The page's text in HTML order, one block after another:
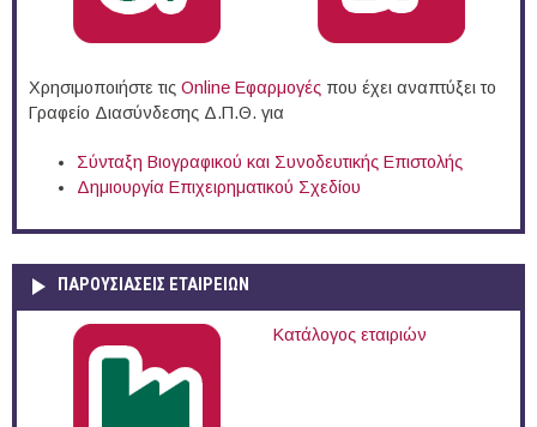
Χρησιμοποιήστε τις Online Eφαρμογές που έχει αναπτύξει το
Γραφείο Διασύνδεσης Δ.Π.Θ. για
Σύνταξη Βιογραφικού και Συνοδευτικής Επιστολής
Δημιουργία Επιχειρηματικού Σχεδίου
ΠΑΡΟΥΣΙΆΣΕΙΣ ΕΤΑΙΡΕΙΏΝ
Κατάλογος εταιριών